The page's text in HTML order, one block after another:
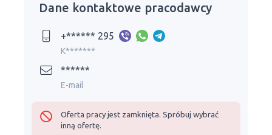
Dane kontaktowe pracodawcy
+****** 295
K*******
******
E-mail
Oferta pracy jest zamknięta. Spróbuj wybrać
inną ofertę.